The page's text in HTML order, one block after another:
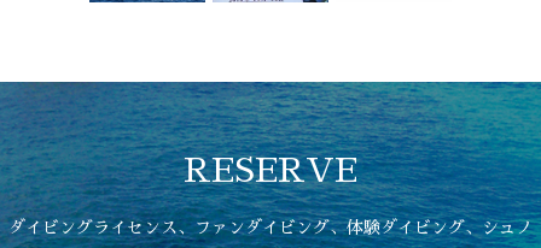
RESERVE
ダイビングライセンス、ファンダイビング、体験ダイビング、シュノ